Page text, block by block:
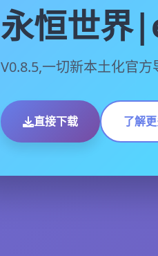
永恒世
V0.8.5,一切新本土化官方
直接下载 了解